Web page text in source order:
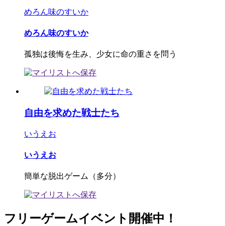
めろん味のすいか
めろん味のすいか
孤独は後悔を生み、少女に命の重さを問う
自由を求めた戦士たち
いうえお
いうえお
簡単な脱出ゲーム（多分）
フリーゲームイベント開催中！